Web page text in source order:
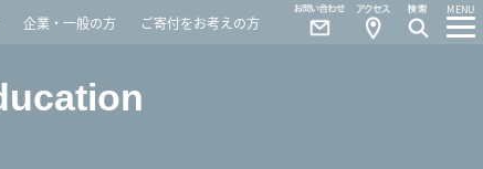
企業・一般の方 ご寄付をお考えの方
MENU
Access
Contact